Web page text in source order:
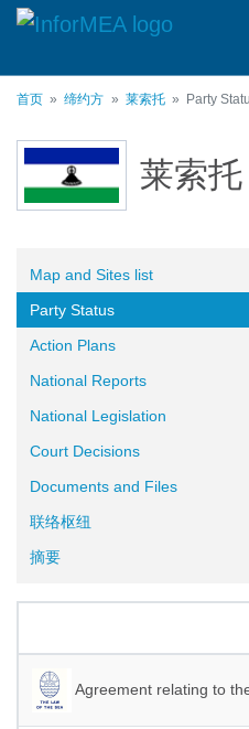
主
首页 缔约方 莱索托 Party
莱索托
Agreement relating to
Map and Sites list
Party Status
Action Plans
National Reports
National Legislation
Court Decisions
Documents and Files
联络枢纽
摘要